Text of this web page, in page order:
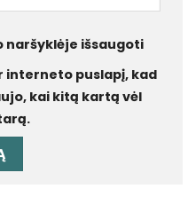
naršyklėje išsaugoti
interneto puslapį, kad
kai kitą kartą vėl